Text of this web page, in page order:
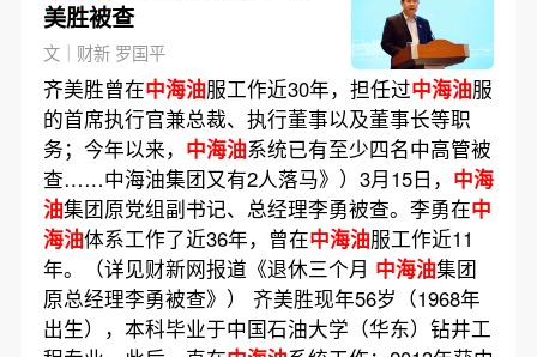
美胜被查
文｜财新 罗国平
齐美胜曾在中海油服工作近30年，担任过中海油服
的首席执行官兼总裁、执行董事以及董事长等职
务；今年以来， 中海油系统已有至少四名中高管被
查……中海油集团又有2人落马》）3月15日， 中海
油集团原党组副书记、总经理李勇被查。李勇在中
海油体系工作了近36年，曾在中海油服工作近11
年。（详见财新网报道《退休三个月 中海油集团
原总经理李勇被查》） 齐美胜现年56岁（1968年
出生），本科毕业于中国石油大学（华东）钻井工